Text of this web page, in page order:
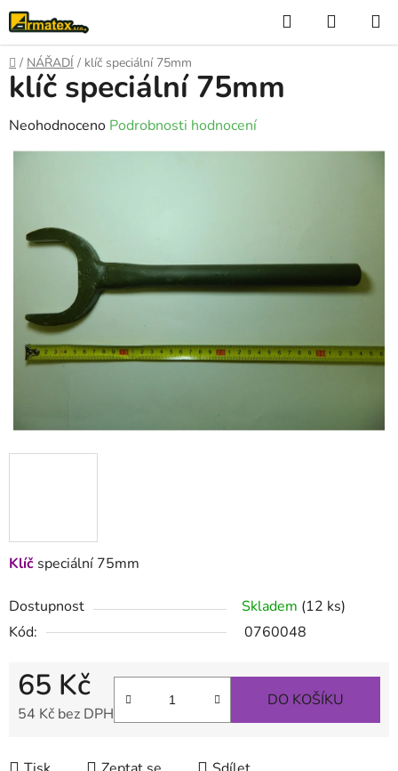
Přejít
na
obsah
Hledat
KOŠÍK
Domů
/ NÁŘADÍ / klíč speciální 75mm
Klíč speciální 75mm
Dostupnost Skladem (12 ks)
Kód:
0760048
65 Kč
54 Kč bez DPH
DO KOŠÍKU
klíč speciální 75mm
Průměrné
hodnocení
Neohodnoceno Podrobnosti hodnocení